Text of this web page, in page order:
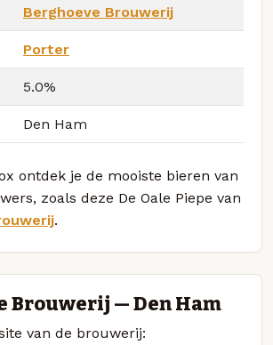
Berghoeve Brouwerij
Porter
5.0%
Den Ham
ontdek je de mooiste bieren van
zoals deze De Oale Piepe van
.
Brouwerij — Den Ham
van de brouwerij: